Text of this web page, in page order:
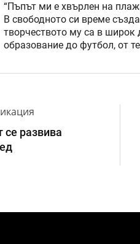
“Пъпът ми е хвърлен на
В свободното си време
творчеството му са в
образование до футбол, от
се развива